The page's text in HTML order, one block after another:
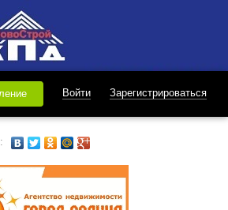
Войти Зарегистрироваться